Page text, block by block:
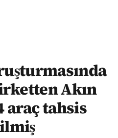
Akın
araç tahsis